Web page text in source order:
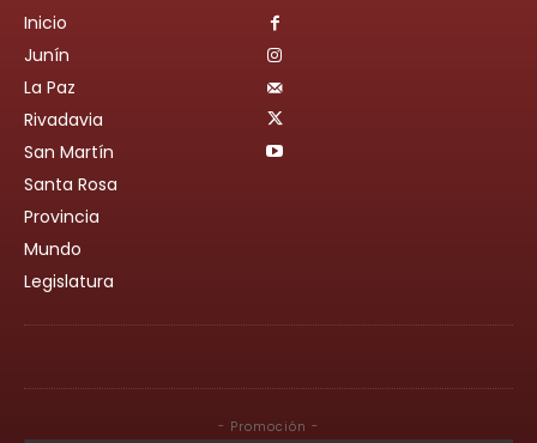
Inicio
Junín
La Paz
Rivadavia
San Martín
Santa Rosa
Provincia
Mundo
Legislatura
- Promoción -